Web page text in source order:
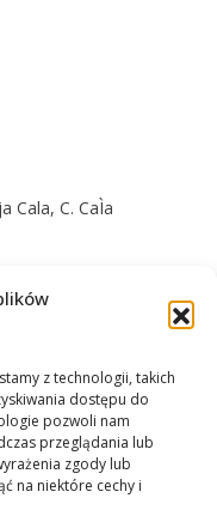
z technologii, takich
dostępu do
pozwoli nam
przeglądania lub
zgody lub
na niektóre cechy i
Cala, C. CaÌa
kupić Okolica